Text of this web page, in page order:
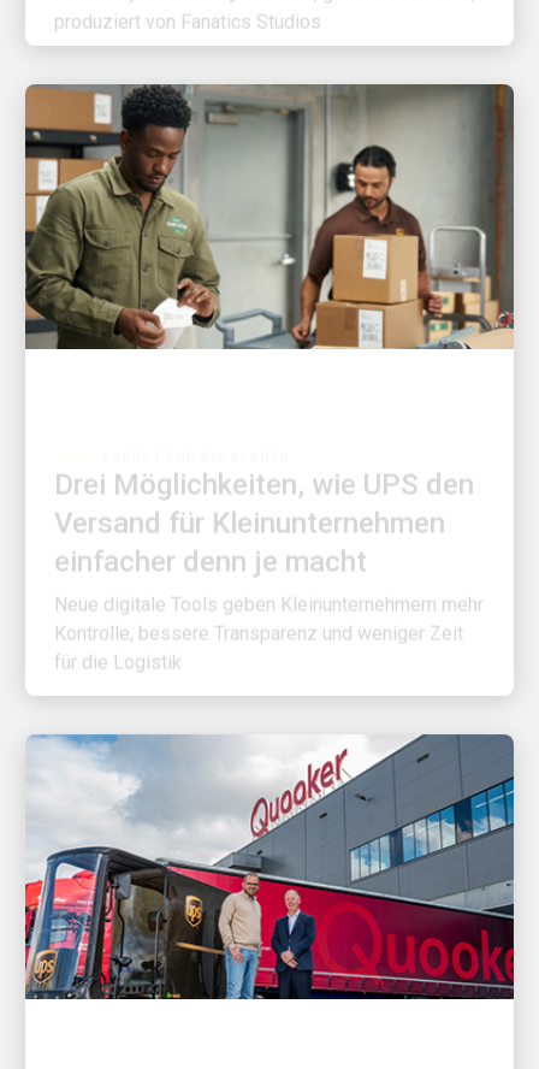
Versand für Kleinunternehmen
einfacher denn je macht
Neue digitale Tools geben Kleinunternehmern mehr
Kontrolle, bessere Transparenz und weniger Zeit
für die Logistik